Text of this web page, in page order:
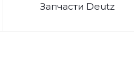
Запчасти Deutz